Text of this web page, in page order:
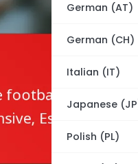
German (AT)
German (CH)
Italian (IT)
Japanese
Polish (PL)